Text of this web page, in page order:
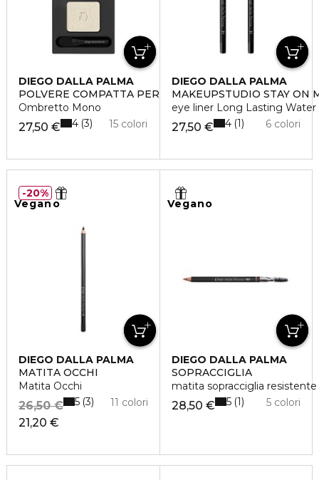
DIEGO DALLA PALMA
POLVERE COMPATTA PER OCCHI
Ombretto Mono
27,50 € 15 colori
4 3
DIEGO DALLA PALMA
MAKEUPSTUDIO STAY ON
eye liner Long Lasting Water
27,50 € 6 colori
4 1
Vegano
DIEGO DALLA PALMA
MATITA OCCHI
Matita Occhi
21,20 €
26,50 € 11 colori
5 3
20%
Vegano
DIEGO DALLA PALMA
SOPRACCIGLIA
matita sopracciglia resistente
28,50 € 5 colori
5 1